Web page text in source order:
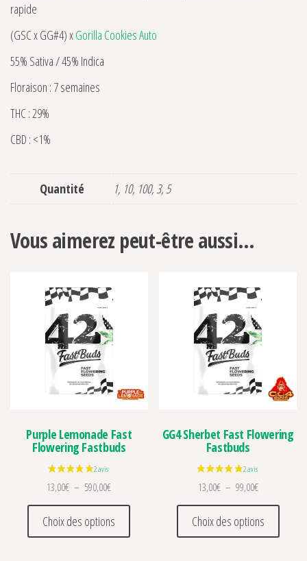
rapide
(GSC x GG#4) xGorilla Cookies Auto
55% Sativa / 45% Indica
Floraison : 7 semaines
THC : 29%
CBD : <1%
Quantité 1, 10, 100, 3, 5
Vous aimerez peut-être aussi…
Purple Lemonade Fast
Flowering Fastbuds
13,00€ – 590,00€Plage de prix : 13,00€ à 590,00€
Choix des options
Ce produit a plusieurs variations. Les
GG4 Sherbet Fast Flowering
Fastbuds
13,00€ – 99,00€Plage de prix
Choix des options
Ce